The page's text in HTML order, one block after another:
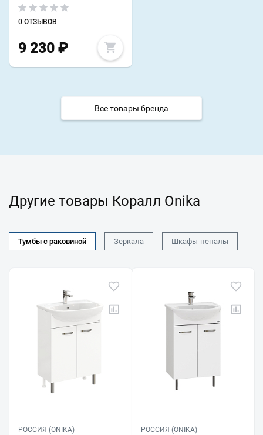
0 ОТЗЫВОВ
9 230 ₽
Все товары бренда
Другие товары Коралл Onika
Тумбы с раковиной Зеркала Шкафы-пеналы
РОССИЯ (ONIKA) РОССИЯ (ONIKA)